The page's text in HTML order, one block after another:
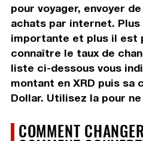
pour voyager, envoyer
achats par internet. Plus
importante et plus il est
connaître le taux de
liste ci-dessous vous
montant en XRD puis sa
Dollar. Utilisez la pour
COMMENT